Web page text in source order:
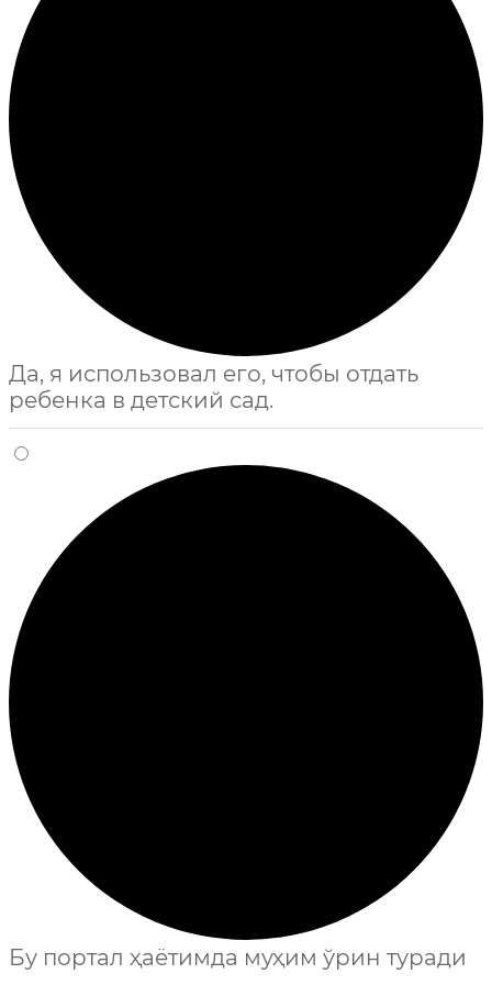
Да, я использовал его, чтобы отдать
ребенка в детский сад.
Бу портал ҳаётимда муҳим ўрин туради